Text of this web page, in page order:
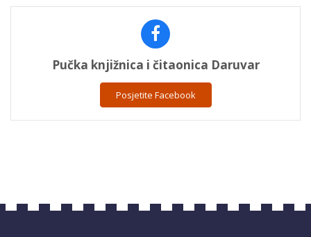
Pučka knjižnica i čitaonica Daruvar
Posjetite Facebook